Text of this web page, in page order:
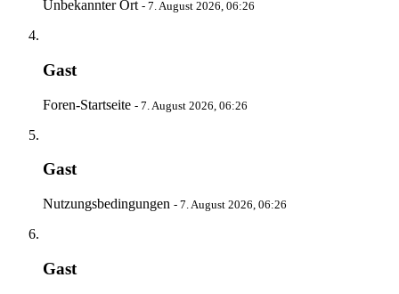
Unbekannter Ort - 7. August 2026, 06:26
Gast
Foren-Startseite - 7. August 2026, 06:26
Gast
Nutzungsbedingungen - 7. August 2026, 06:26
Gast